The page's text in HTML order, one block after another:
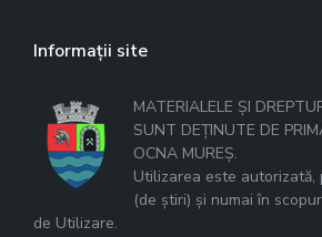
Informații site
MATERIALELE ȘI
SUNT DEȚINUTE DE
OCNA MUREȘ.
Utilizarea este
(de știri) și numai în
de Utilizare.